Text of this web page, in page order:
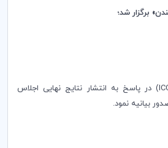
برگزار شد؛
) در پاسخ به انتشار نتایج نهایی اجلاس
بیانیه نمود.